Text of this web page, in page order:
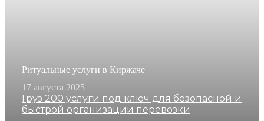
Ритуальные услуги в Киржаче
17 августа 2025
Груз 200 услуги под ключ для безопасной и
быстрой организации перевозки